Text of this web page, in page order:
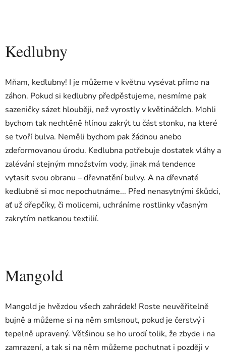
Kedlubny
Mňam, kedlubny! I je můžeme v květnu vysévat přímo na
záhon. Pokud si kedlubny předpěstujeme, nesmíme pak
sazeničky sázet hlouběji, než vyrostly v květináčcích. Mohli
bychom tak nechtěně hlínou zakrýt tu část stonku, na které
se tvoří bulva. Neměli bychom pak žádnou anebo
zdeformovanou úrodu. Kedlubna potřebuje dostatek vláhy a
zalévání stejným množstvím vody, jinak má tendence
vytasit svou obranu – dřevnatění bulvy. A na dřevnaté
kedlubně si moc nepochutnáme... Před nenasytnými škůdci,
ať už dřepčíky, či molicemi, uchráníme rostlinky včasným
zakrytím netkanou textilií.
Mangold
Mangold je hvězdou všech zahrádek! Roste neuvěřitelně
bujně a můžeme si na něm smlsnout, pokud je čerstvý i
tepelně upravený. Většinou se ho urodí tolik, že zbyde i na
zamrazení, a tak si na něm můžeme pochutnat i později v